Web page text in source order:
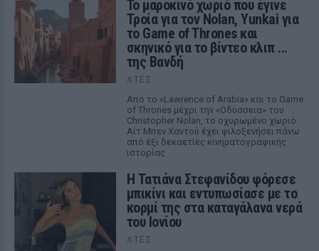
Το μαροκινό χωριό που έγινε
Τροία για τον Nolan, Yunkai για
το Game of Thrones και
σκηνικό για το βίντεο κλιπ ...
της Βανδή
ΧΤΕΣ
Από το «Lawrence of Arabia» και το Game
of Thrones μέχρι την «Οδύσσεια» του
Christopher Nolan, το οχυρωμένο χωριό
Αΐτ Μπεν Χαντού έχει φιλοξενήσει πάνω
από έξι δεκαετίες κινηματογραφικής
ιστορίας
Η Τατιάνα Στεφανίδου φόρεσε
μπικίνι και εντυπωσίασε με το
κορμί της στα καταγάλανα νερά
του Ιονίου
ΧΤΕΣ